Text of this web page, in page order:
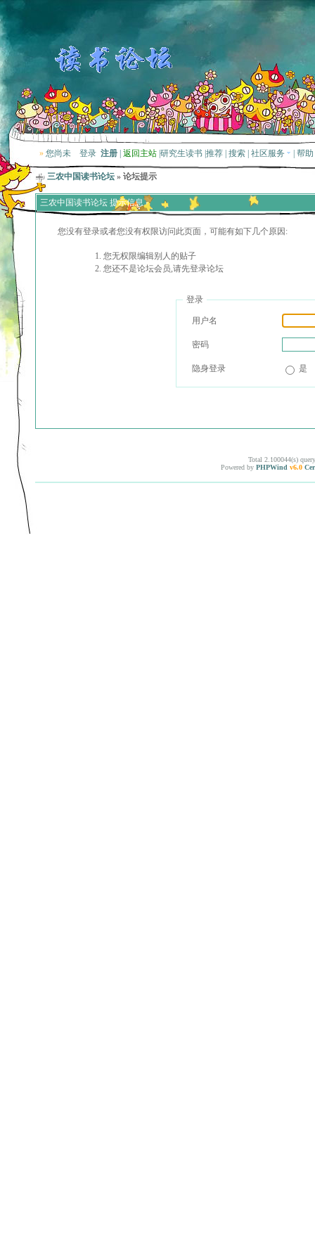
» 您尚未 登录 注册 返回主站 研究生读书 推荐 搜索 社区服务 帮助
三农中国读书论坛 » 论坛提示
三农中国读书论坛 提示信息
您没有登录或者您没有权限访问此页面，可能有如下几个原因:
您无权限编辑别人的贴子
您还不是论坛会员,请先登录论坛
登录
用户名
密码
隐身登录 是
Total 2.100044(s)
Powered by PHPWind v6.0